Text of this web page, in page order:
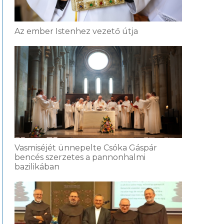
Az ember Istenhez vezető útja
Vasmiséjét ünnepelte Csóka Gáspár
bencés szerzetes a pannonhalmi
bazilikában